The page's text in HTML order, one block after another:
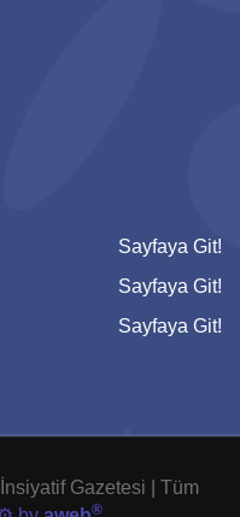
Sayfaya Git!
Sayfaya Git!
Sayfaya Git!
Gazetesi | Tüm
®